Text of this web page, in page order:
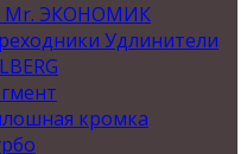
Mr. ЭКОНОМИК
Удлинители
кромка